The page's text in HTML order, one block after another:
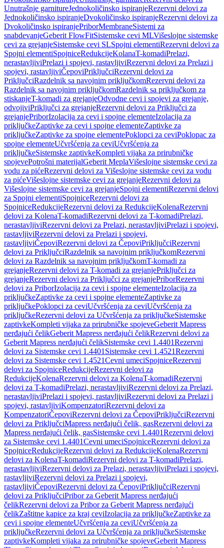
Unutrašnje garnitureJednokoličinsko ispiranjeRezervni delovi za
Jednokoličinsko ispiranjeDvokoličinsko ispiranjeRezervni delovi za
Dvokoličinsko ispiranjePriborMembraneSistemi za
snabdevanjeGeberit FlowFitSistemske cevi MLVišeslojne sistemske
cevi za grejanjeSistemske cevi SLSpojni elementiRezervni delovi za
Spojni elementiSpojniceRedukcijeKolanaT-komadiPrelazi,
nerastavljiviPrelazi i spojevi, rastavljiviRezervni delovi za Prelazi i
spojevi, rastavljiviČepoviPriključciRezervni delovi za
PriključciRazdelnik sa navojnim priključkomRezervni delovi za
Razdelnik sa navojnim priključkomRazdelnik sa priključkom za
stiskanjeT-komadi za grejanjeOdvodne cevi i spojevi za grejanje,
odvojiviPriključci za grejanjeRezervni delovi za Priključci za
grejanjePriborIzolacija za cevi i spojne elementeIzolacija za
priključkeZaptivke za cevi i spojne elementeZaptivke za
priključkeZaptivke za spojne elementePoklopci za ceviPoklopac za
spojne elementeUčvršćenja za ceviUčvršćenja za
priključkeSistemske zaptivkeKompleti vijaka za prirubničke
spojevePotrošni materijalGeberit MeplaVišeslojne sistemske cevi za
vodu za pićeRezervni delovi za Višeslojne sistemske cevi za vodu
za pićeVišeslojne sistemske cevi za grejanjeRezervni delovi za
Višeslojne sistemske cevi za grejanjeSpojni elementiRezervni delovi
za Spojni elementiSpojniceRezervni delovi za
SpojniceRedukcijeRezervni delovi za RedukcijeKolenaRezervni
delovi za KolenaT-komadiRezervni delovi za T-komadiPrelazi,
nerastavljiviRezervni delovi za Prelazi, nerastavljiviPrelazi i spojevi,
rastavljiviRezervni delovi za Prelazi i spojevi,
rastavljiviČepoviRezervni delovi za ČepoviPriključciRezervni
delovi za PriključciRazdelnik sa navojnim priključkomRezervni
delovi za Razdelnik sa navojnim priključkomT-komadi za
grejanjeRezervni delovi za T-komadi za grejanjePriključci za
grejanjeRezervni delovi za Priključci za grejanjePriborRezervni
delovi za PriborIzolacija za cevi i spojne elementeIzolacija za
priključkeZaptivke za cevi i spojne elementeZaptivke za
priključkePoklopci za ceviUčvršćenja za ceviUčvršćenja za
priključkeRezervni delovi za Učvršćenja za priključkeSistemske
zaptivkeKompleti vijaka za prirubničke spojeveGeberit Mapress
nerđajući čelikGeberit Mapress nerđajući čelikRezervni delovi za
Geberit Mapress nerđajući čelikSistemske cevi 1.4401Rezervni
delovi za Sistemske cevi 1.4401 Sistemske cevi 1.4521Rezervni
delovi za Sistemske cevi 1.4521Cevni umeciSpojniceRezervni
delovi za SpojniceRedukcijeRezervni delovi za
RedukcijeKolenaRezervni delovi za KolenaT-komadiRezervni
delovi za T-komadiPrelazi, nerastavljiviRezervni delovi za Prelazi,
nerastavljiviPrelazi i spojevi, rastavljiviRezervni delovi za Prelazi i
spojevi, rastavljiviKompenzatoriRezervni delovi za
KompenzatoriČepoviRezervni delovi za ČepoviPriključciRezervni
delovi za PriključciMapress nerđajući čelik, gasRezervni delovi za
Mapress nerđajući čelik, gasSistemske cevi 1.4401Rezervni delovi
za Sistemske cevi 1.4401Cevni umeciSpojniceRezervni delovi za
SpojniceRedukcijeRezervni delovi za RedukcijeKolenaRezervni
delovi za KolenaT-komadiRezervni delovi za T-komadiPrelazi,
nerastavljiviRezervni delovi za Prelazi, nerastavljiviPrelazi i spojevi,
rastavljiviRezervni delovi za Prelazi i spojevi,
rastavljiviČepoviRezervni delovi za ČepoviPriključciRezervni
delovi za PriključciPribor za Geberit Mapress nerđajući
čelikRezervni delovi za Pribor za Geberit Mapress nerđajući
čelikZaštitne kapice za kraj ceviIzolacija za priključkeZaptivke za
cevi i spojne elementeUčvršćenja za ceviUčvršćenja za
priključkeRezervni delovi za Učvršćenja za priključkeSistemske
zaptivkeKompleti vijaka za prirubničke spojeveGeberit Mapress